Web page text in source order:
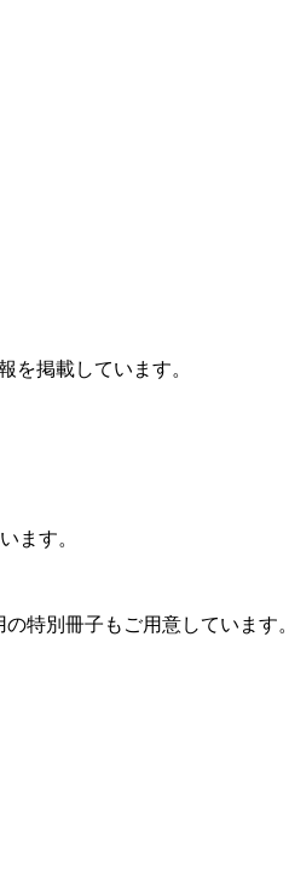
を掲載しています。
ます。
特別冊子もご用意しています。